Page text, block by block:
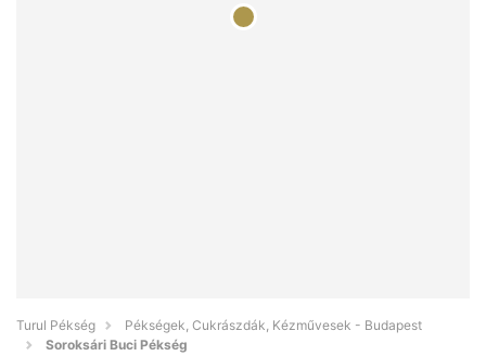
Turul Pékség
Pékségek, Cukrászdák, Kézművesek - Budapest
Soroksári Buci Pékség